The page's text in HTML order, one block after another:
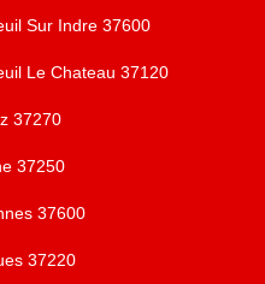
Sur Indre 37600
Le Chateau 37120
37270
37250
37600
37220